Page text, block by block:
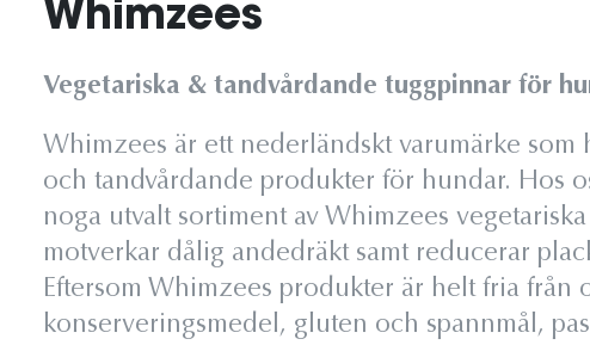
Whimzees
Vegetariska & tandvårdande tuggpinnar för
Whimzees är ett nederländskt varumärke som
och tandvårdande produkter för hundar. Hos
noga utvalt sortiment av Whimzees
motverkar dålig andedräkt samt reducerar
Eftersom Whimzees produkter är helt fria från
konserveringsmedel, gluten och spannmål,